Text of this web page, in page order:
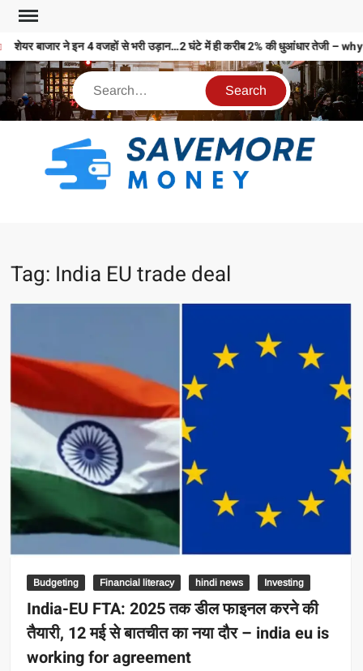
शेयर बाजार ने इन 4 वजहों से भरी उड़ान…2 घंटे में ही करीब 2% की धुआंधार
Tag: India EU trade deal
Budgeting Financial literacy hindi news Investing
India-EU FTA: 2025 तक डील फाइनल करने की
तैयारी, 12 मई से बातचीत का नया दौर – india eu is
working for agreement